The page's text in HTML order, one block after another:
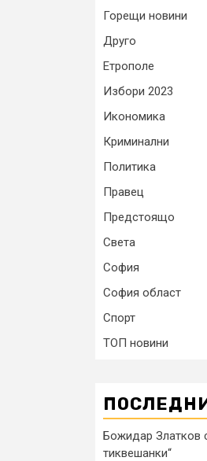
Горещи новини
Друго
Етрополе
Избори 2023
Икономика
Криминални
Политика
Правец
Предстоящо
Света
София
София област
Спорт
ТОП новини
Божидар Златков
тиквешанки“